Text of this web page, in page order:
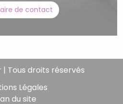
de contact
| Tous droits réservés
Légales
du site